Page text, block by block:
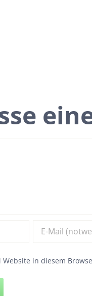
in diesem